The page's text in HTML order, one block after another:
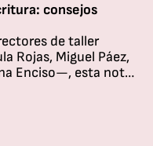
consejos
de taller
Rojas, Miguel Páez,
Enciso—, esta nota
actividades que